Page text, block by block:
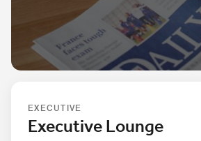
EXECUTIVE
Executive Lounge